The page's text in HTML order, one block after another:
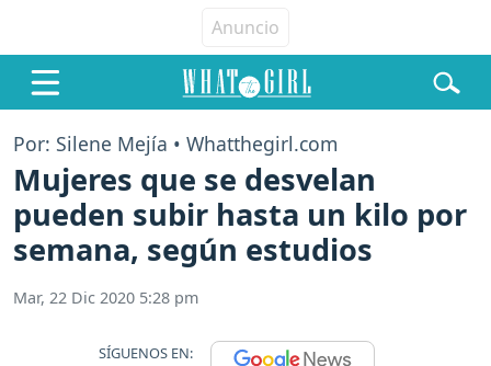
Por: Silene Mejía • Whatthegirl.com
Mujeres que se desvelan
pueden subir hasta un kilo por
semana, según estudios
Mar, 22 Dic 2020 5:28 pm
SÍGUENOS EN: